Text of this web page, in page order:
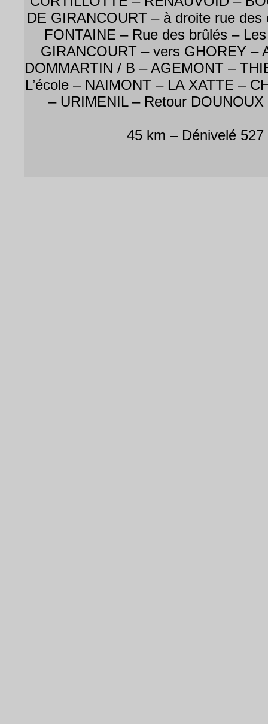
DE GIRANCOURT – à droite rue
FONTAINE – Rue des brûlés –
GIRANCOURT – vers GHOREY –
DOMMARTIN / B – AGEMONT –
L’école – NAIMONT – LA XATTE –
– URIMENIL – Retour
45 km – Dénivelé 527